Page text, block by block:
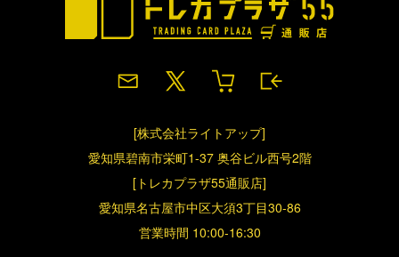
[株式会社ライトアップ]
愛知県碧南市栄町1-37 奥谷ビル西号2階
[トレカプラザ55通販店]
愛知県名古屋市中区大須3丁目30-86
営業時間 10:00-16:30